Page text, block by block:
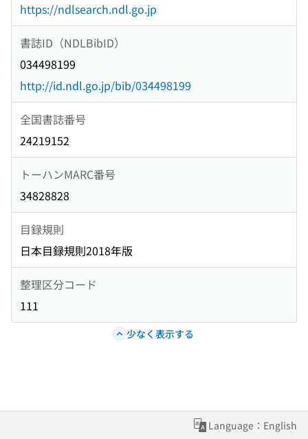
https://ndlsearch.ndl.go.jp
書誌ID（NDLBibID）
034498199
http://id.ndl.go.jp/bib/034498199
全国書誌番号
24219152
トーハンMARC番号
34828828
目録規則
日本目録規則2018年版
整理区分コード
111
少なく表示する
Language：English